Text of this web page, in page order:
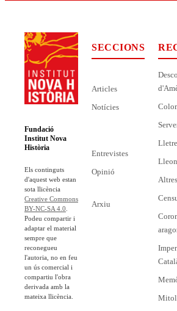
Fundació
Institut Nova
Història
Els continguts
d'aquest web estan
sota llicència
Creative Commons
BY-NC-SA 4.0
Podeu compartir i
adaptar el material
sempre que
reconegueu
l'autoria, no en feu
un ús comercial i
compartiu l'obra
derivada amb la
mateixa llicència.
SECCIONS
Articles
Notícies
Entrevistes
Opinió
Arxiu